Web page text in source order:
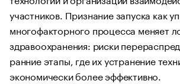
участников. Признание запуска как
многофакторного процесса меняет
здравоохранения: риски
ранние этапы, где их устранение
экономически более эффективно.